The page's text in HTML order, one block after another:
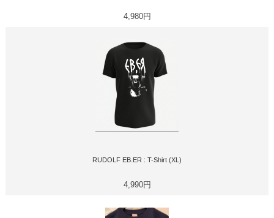
4,980円
RUDOLF EB.ER : T-Shirt (XL)
4,990円